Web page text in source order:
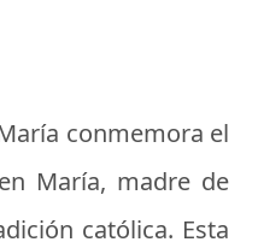
conmemora el
María, madre de
católica. Esta